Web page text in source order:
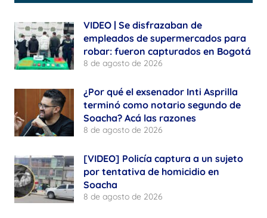
VIDEO | Se disfrazaban de
empleados de supermercados para
robar: fueron capturados en Bogotá
8 de agosto de 2026
¿Por qué el exsenador Inti Asprilla
terminó como notario segundo de
Soacha? Acá las razones
8 de agosto de 2026
[VIDEO] Policía captura a un sujeto
por tentativa de homicidio en
Soacha
8 de agosto de 2026